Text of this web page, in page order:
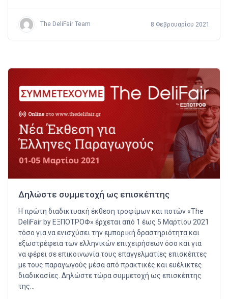
The DeliFair Team 8 Φεβρουαρίου 2021
Δηλώστε συμμετοχή ως επισκέπτης
Η πρώτη διαδικτυακή έκθεση τροφίμων και ποτών «The
DeliFair by ΕΞΠΟΤΡΟΦ» έρχεται από 1 έως 5 Μαρτίου 2021
τόσο για να ενισχύσει την εμπορική δραστηριότητα και
εξωστρέφεια των ελληνικών επιχειρήσεων όσο και για
να φέρει σε επικοινωνία τους επαγγελματίες επισκέπτες
με τους παραγωγούς μέσα από πρακτικές και ευέλικτες
διαδικασίες. Δηλώστε τώρα συμμετοχή ως επισκέπτης
της…